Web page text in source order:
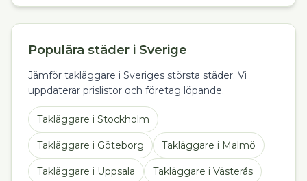
Populära städer i Sverige
Jämför takläggare i Sveriges största städer. Vi
uppdaterar prislistor och företag löpande.
Takläggare i Stockholm
Takläggare i Göteborg Takläggare i Malmö
Takläggare i Uppsala Takläggare i Västerås